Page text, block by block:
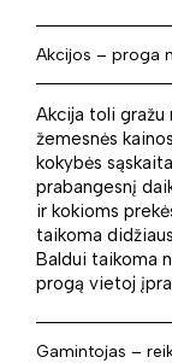
Akcijos – proga
Akcija toli gražu
žemesnės
kokybės
prabangesnį
ir kokioms
taikoma
Baldui taikoma
progą vietoj
Gamintojas –